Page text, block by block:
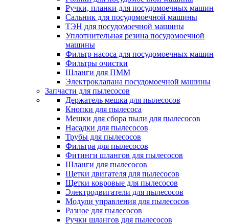
Ручки, планки для посудомоечных машин
Сальник для посудомоечной машины
ТЭН для посудомоечной машины
Уплотнительная резина посудомоечной
машины
Фильтр насоса для посудомоечных машин
Фильтры очистки
Шланги для ПММ
Электроклапана посудомоечной машины
Запчасти для пылесосов
Держатель мешка для пылесосов
Кнопки для пылесоса
Мешки для сбора пыли для пылесосов
Насадки для пылесосов
Трубы для пылесосов
Фильтра для пылесосов
Фитинги шлангов для пылесосов
Шланги для пылесосов
Щетки двигателя для пылесосов
Щетки ковровые для пылесосов
Электродвигатели для пылесосов
Модули управления для пылесосов
Разное для пылесосов
Ручки шлангов для пылесосов